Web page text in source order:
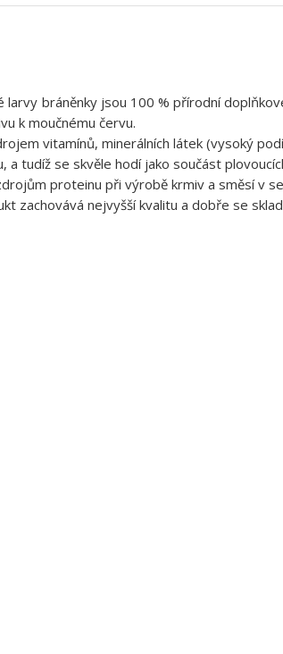
larvy bráněnky jsou 100 % přírodní
k moučnému červu.
vitamínů, minerálních látek (vysoký
a tudíž se skvěle hodí jako součást
proteinu při výrobě krmiv a směsí v
zachovává nejvyšší kvalitu a dobře se